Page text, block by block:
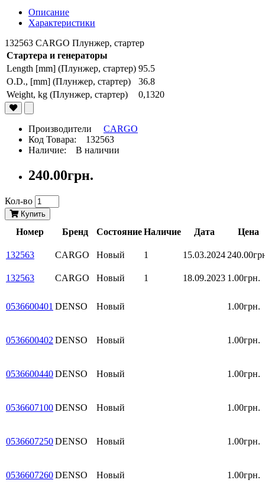
Описание
Характеристики
132563 CARGO Плунжер, стартер
Стартера и генераторы
Length [mm] (Плунжер, стартер) 95.5
O.D., [mm] (Плунжер, стартер)
36.8
Weight, kg (Плунжер, стартер)
0,1320
Производители CARGO
Код Товара: 132563
Наличие: В наличии
240.00грн.
Кол-во
Купить
Номер Бренд СостояниеНаличие Дата Цена
132563 CARGO Новый 1 15.03.2024
132563 CARGO Новый 1 18.09.2023 1.00грн.
0536600401 DENSO Новый 1.00грн.
0536600402 DENSO Новый 1.00грн.
0536600440DENSO Новый 1.00грн.
0536607100DENSO Новый 1.00грн.
0536607250DENSO Новый 1.00грн.
0536607260DENSO Новый 1.00грн.